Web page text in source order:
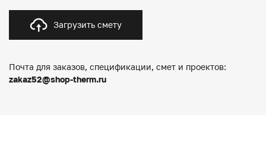
Загрузить смету
Почта для заказов, спецификации, смет и проектов:
zakaz52@shop-therm.ru